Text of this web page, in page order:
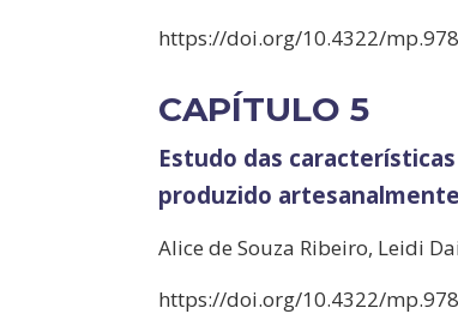
https://doi.org/10.4322/
CAPÍTULO 5
Estudo das
produzido artesanalmente
Alice de Souza Ribeiro, Leidi
https://doi.org/10.4322/